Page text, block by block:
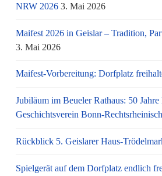
NRW 2026 3. Mai 2026
Maifest 2026 in Geislar – Tradition,
3. Mai 2026
Maifest-Vorbereitung: Dorfplatz
Jubiläum im Beueler Rathaus: 50
Geschichtsverein Bonn-Rechtsrheinisch
Rückblick 5. Geislarer Haus-
Spielgerät auf dem Dorfplatz endlich